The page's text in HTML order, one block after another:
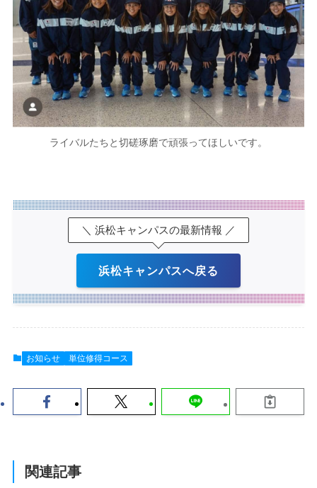
ライバルたちと切磋琢磨で頑張ってほしいです。
＼ 浜松キャンパスの最新情報 ／
浜松キャンパスへ戻る
お知らせ 単位修得コース
関連記事